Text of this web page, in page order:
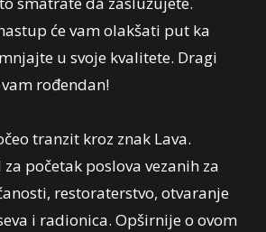
će vam olakšati put ka
u svoje kvalitete. Dragi
rođendan!
tranzit kroz znak Lava.
početak poslova vezanih za
restoraterstvo, otvaranje
i radionica. Opširnije o ovom